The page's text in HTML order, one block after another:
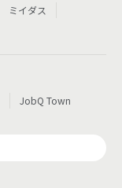
ミイダス
JobQ Town